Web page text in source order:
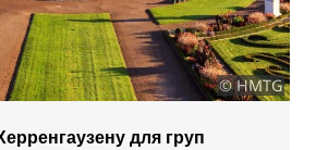
© HMTG
для груп